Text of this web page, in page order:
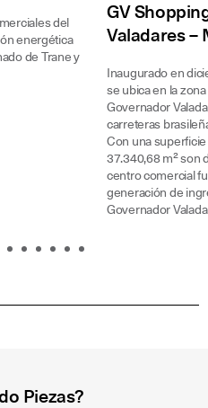
del
energética
de Trane y
GV
Valadares –
Inaugurado en
se ubica en la
Governador
carreteras
Con una
37.340,68 m² son
centro comercial
generación de
Governador
Piezas?